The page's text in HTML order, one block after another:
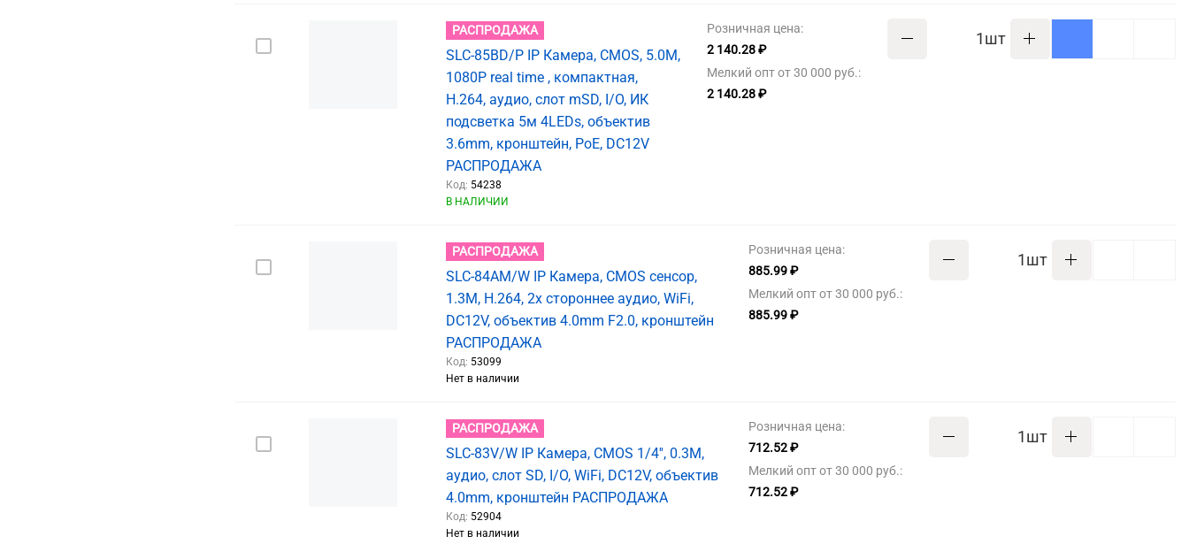
РАСПРОДАЖА
SLC-85BD/P IP Камера, CMOS, 5.0M,
1080P real time , компактная,
H.264, аудио, слот mSD, I/O, ИК
подсветка 5м 4LEDs, объектив
3.6mm, кронштейн, PoE, DC12V
РАСПРОДАЖА
Код: 54238
В НАЛИЧИИ
Розничная цена:
2 140.28 ₽
Мелкий опт от 30 000 руб.:
2 140.28 ₽
шт
РАСПРОДАЖА
SLC-84AM/W IP Камера, CMOS сенсор,
1.3M, H.264, 2х стороннее аудио, WiFi,
DC12V, объектив 4.0mm F2.0, кронштейн
РАСПРОДАЖА
Код: 53099
Нет в наличии
Розничная цена:
885.99 ₽
Мелкий опт от 30 000 руб.:
885.99 ₽
шт
РАСПРОДАЖА
SLC-83V/W IP Камера, CMOS 1/4'', 0.3M,
аудио, слот SD, I/O, WiFi, DC12V, объектив
4.0mm, кронштейн РАСПРОДАЖА
Код: 52904
Нет в наличии
Розничная цена:
712.52 ₽
Мелкий опт от 30 000 руб.:
712.52 ₽
шт